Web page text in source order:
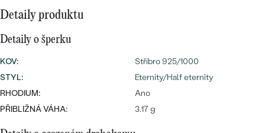
PERSONALIZOVANÉ
SYMBOLICKÉ
PODLE PŘÍLEŽITOSTI
PODLE BARVY
Nejprodávanější
Detaily produktu
Detaily o šperku
KOV:
Stříbro 925/1000
STYL:
Eternity/Half eternity
RHODIUM:
Ano
PŘIBLIŽNÁ VÁHA:
3.17 g